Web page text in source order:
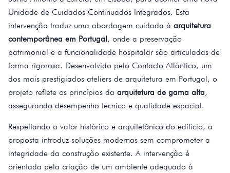
Unidade de Cuidados Continuados Integrados. Esta
intervenção traduz uma abordagem cuidada à arquitetura
contemporânea em Portugal, onde a preservação
patrimonial e a funcionalidade hospitalar são articuladas de
forma rigorosa. Desenvolvido pelo Contacto Atlântico, um
dos mais prestigiados ateliers de arquitetura em Portugal, o
projeto reflete os princípios da arquitetura de gama alta,
assegurando desempenho técnico e qualidade espacial.
Respeitando o valor histórico e arquitetónico do edifício, a
proposta introduz soluções modernas sem comprometer a
integridade da construção existente. A intervenção é
orientada pela criação de um ambiente adequado à